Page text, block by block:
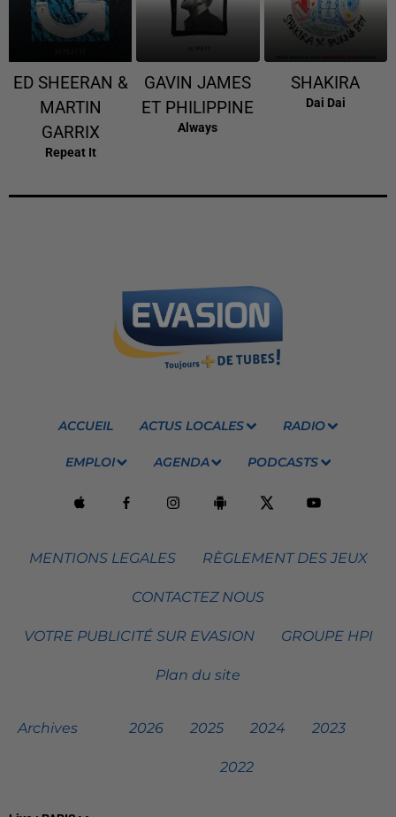
ED SHEERAN &
MARTIN
GARRIX
Repeat It
GAVIN JAMES
ET PHILIPPINE
Always
SHAKIRA
Dai Dai
ACCUEIL ACTUS LOCALES RADIO
EMPLOI AGENDA PODCASTS
MENTIONS LEGALES RÈGLEMENT DES JEUX
CONTACTEZ NOUS
VOTRE PUBLICITÉ SUR EVASION GROUPE HPI
Plan du site
Archives 2026 2025 2024 2023
2022